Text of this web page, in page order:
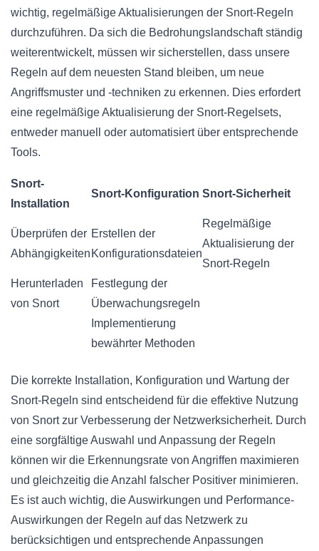
wichtig, regelmäßige Aktualisierungen der Snort-Regeln
durchzuführen. Da sich die Bedrohungslandschaft ständig
weiterentwickelt, müssen wir sicherstellen, dass unsere
Regeln auf dem neuesten Stand bleiben, um neue
Angriffsmuster und -techniken zu erkennen. Dies erfordert
eine regelmäßige Aktualisierung der Snort-Regelsets,
entweder manuell oder automatisiert über entsprechende
Tools.
Snort-
Installation
Snort-Konfiguration Snort-Sicherheit
Überprüfen der
Abhängigkeiten
Erstellen der
Konfigurationsdateien
Regelmäßige
Aktualisierung der
Snort-Regeln
Herunterladen
von Snort
Festlegung der
Überwachungsregeln
Implementierung
bewährter Methoden
Die korrekte Installation, Konfiguration und Wartung der
Snort-Regeln sind entscheidend für die effektive Nutzung
von Snort zur Verbesserung der Netzwerksicherheit. Durch
eine sorgfältige Auswahl und Anpassung der Regeln
können wir die Erkennungsrate von Angriffen maximieren
und gleichzeitig die Anzahl falscher Positiver minimieren.
Es ist auch wichtig, die Auswirkungen und Performance-
Auswirkungen der Regeln auf das Netzwerk zu
berücksichtigen und entsprechende Anpassungen